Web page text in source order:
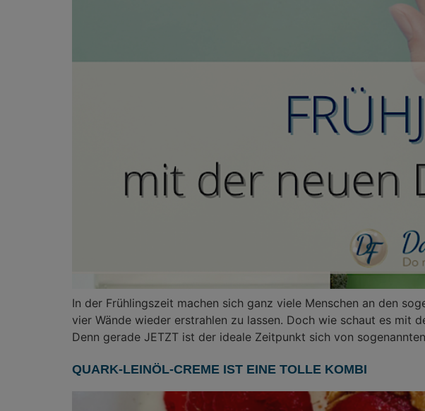
In der Frühlingszeit machen sich ganz viele Menschen an den
vier Wände wieder erstrahlen zu lassen. Doch wie schaut es mit
Denn gerade JETZT ist der ideale Zeitpunkt sich von
QUARK-LEINÖL-CREME IST EINE TOLLE KOMBI